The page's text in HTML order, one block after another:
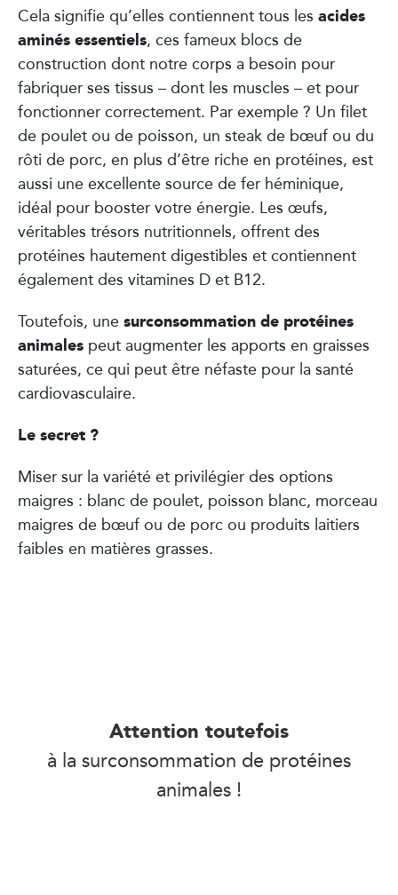
Cela signifie qu’elles contiennent tous les acides
aminés essentiels, ces fameux blocs de
construction dont notre corps a besoin pour
fabriquer ses tissus – dont les muscles – et pour
fonctionner correctement. Par exemple ? Un filet
de poulet ou de poisson, un steak de bœuf ou du
rôti de porc, en plus d’être riche en protéines, est
aussi une excellente source de fer héminique,
idéal pour booster votre énergie. Les œufs,
véritables trésors nutritionnels, offrent des
protéines hautement digestibles et contiennent
également des vitamines D et B12.
Toutefois, unesurconsommation de protéines
animales peut augmenter les apports en graisses
saturées, ce qui peut être néfaste pour la santé
cardiovasculaire.
Le secret ?
Miser sur la variété et privilégier des options
maigres : blanc de poulet, poisson blanc, morceau
maigres de bœuf ou de porc ou produits laitiers
faibles en matières grasses.
Attention toutefois
à la surconsommation de protéines
animales !